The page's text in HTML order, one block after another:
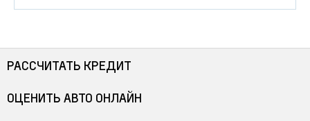
РАССЧИТАТЬ КРЕДИТ
ОЦЕНИТЬ АВТО ОНЛАЙН